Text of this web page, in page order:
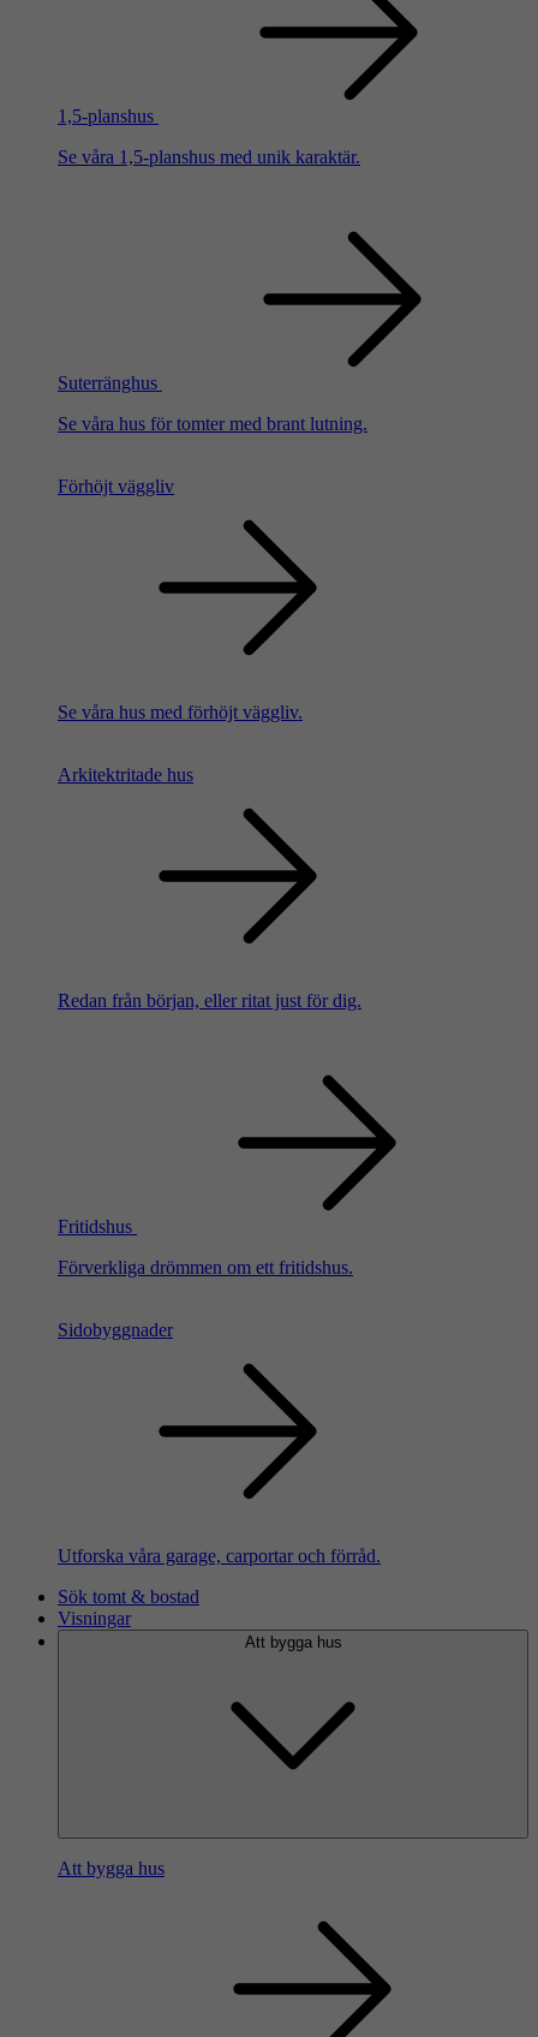
1,5-planshus
Se våra 1,5-planshus med unik karaktär.
Suterränghus
Se våra hus för tomter med brant lutning.
Förhöjt väggliv
Se våra hus med förhöjt väggliv.
Arkitektritade hus
Redan från början, eller ritat just för dig.
Fritidshus
Förverkliga drömmen om ett fritidshus.
Sidobyggnader
Utforska våra garage, carportar och förråd.
Sök tomt & bostad
Visningar
Att bygga hus
Att bygga hus